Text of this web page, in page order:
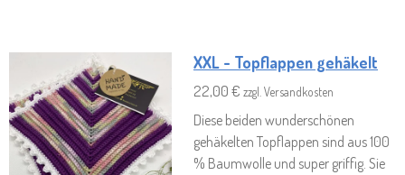
XXL - Topflappen gehäkelt
22,00 € zzgl. Versandkosten
Diese beiden wunderschönen
gehäkelten Topflappen sind aus 100
% Baumwolle und super griffig. Sie